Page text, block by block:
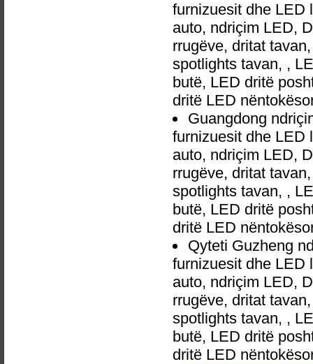
furnizuesit dhe LED
auto, ndriçim LED,
rrugëve, dritat
spotlights tavan, ,
butë, LED dritë
dritë LED
Guangdong
furnizuesit dhe LED
auto, ndriçim LED,
rrugëve, dritat
spotlights tavan, ,
butë, LED dritë
dritë LED
Qyteti Guzheng
furnizuesit dhe LED
auto, ndriçim LED,
rrugëve, dritat
spotlights tavan, ,
butë, LED dritë
dritë LED